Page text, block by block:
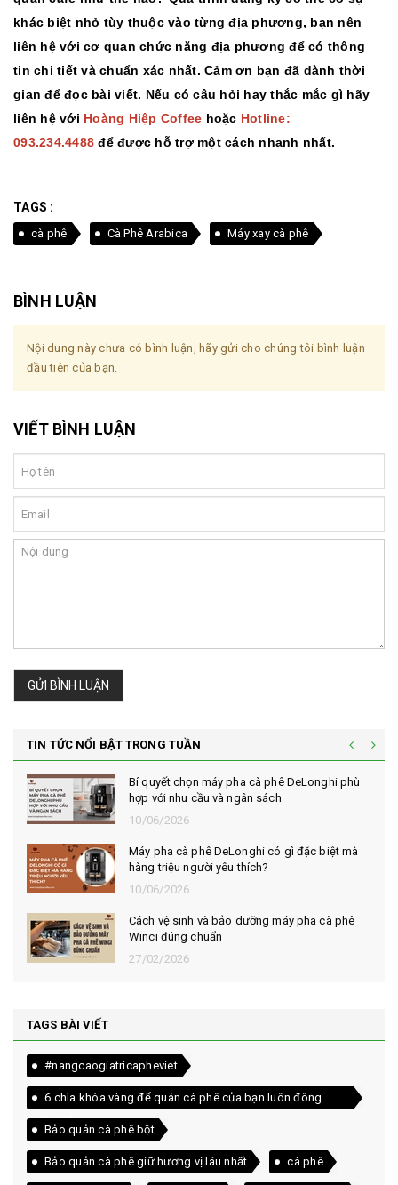
khác biệt nhỏ tùy thuộc vào từng địa phương, bạn nên
liên hệ với cơ quan chức năng địa phương để có thông
tin chi tiết và chuẩn xác nhất. Cảm ơn bạn đã dành thời
gian để đọc bài viết. Nếu có câu hỏi hay thắc mắc gì hãy
liên hệ với Hoàng Hiệp Coffee hoặc Hotline:
093.234.4488 để được hỗ trợ một cách nhanh nhất.
TAGS :
cà phê Cà Phê Arabica Máy xay cà phê
BÌNH LUẬN
Nội dung này chưa có bình luận, hãy gửi cho chúng tôi bình luận
đầu tiên của bạn.
VIẾT BÌNH LUẬN
GỬI BÌNH LUẬN
TIN TỨC NỔI BẬT TRONG TUẦN
Bí quyết chọn máy pha cà phê DeLonghi phù
hợp với nhu cầu và ngân sách
10/06/2026
Máy pha cà phê DeLonghi có gì đặc biệt mà
hàng triệu người yêu thích?
10/06/2026
Cách vệ sinh và bảo dưỡng máy pha cà phê
Winci đúng chuẩn
27/02/2026
TAGS BÀI VIẾT
#nangcaogiatricapheviet
6 chìa khóa vàng để quán cà phê của bạn luôn đông
khách
Bảo quản cà phê bột
Bảo quản cà phê giữ hương vị lâu nhất cà phê